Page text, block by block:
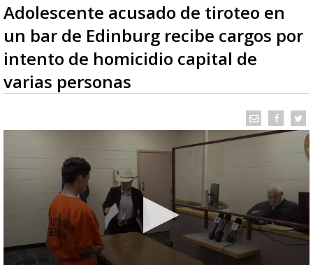
Adolescente acusado de tiroteo en
un bar de Edinburg recibe cargos por
intento de homicidio capital de
varias personas